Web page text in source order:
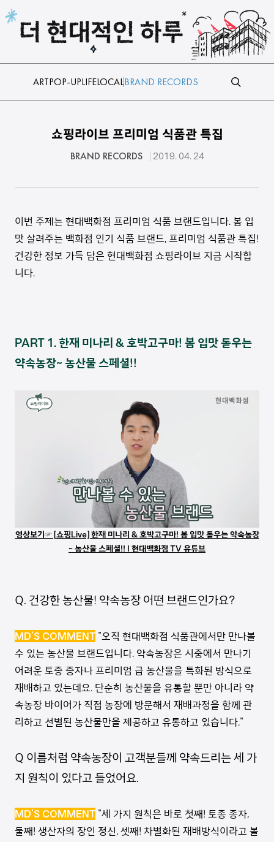
본문 바로가기
ARTPOP-UPLIFELOCALBRAND RECORDS
쇼핑라이브 프리미엄 식품관 특집
BRAND RECORDS 2019. 04. 24
이번 주제는 현대백화점 프리미엄 식품 브랜드입니다. 봄 입
맛 살려주는 백화점 인기 식품 브랜드, 프리미엄 식품관 특집!
건강한 정보 가득 담은 현대백화점 쇼핑라이브 지금 시작합
니다.
PART 1. 한재 미나리 & 호박고구마! 봄 입맛 돋우는
약속농장~ 농산물 스페셜!!
영상보기☞ [쇼핑Live] 한재 미나리 & 호박고구마! 봄 입맛 돋우는 약속농장
~ 농산물 스페셜!! I 현대백화점 TV 유튜브
Q. 건강한 농산물! 약속농장 어떤 브랜드인가요?
MD’S COMMENT "오직 현대백화점 식품관에서만 만나볼
수 있는 농산물 브랜드입니다. 약속농장은 시중에서 만나기
어려운 토종 종자나 프리미엄 급 농산물을 특화된 방식으로
재배하고 있는데요. 단순히 농산물을 유통할 뿐만 아니라 약
속농장 바이어가 직접 농장에 방문해서 재배과정을 함께 관
리하고 선별된 농산물만을 제공하고 유통하고 있습니다."
Q 이름처럼 약속농장이 고객분들께 약속드리는 세 가
지 원칙이 있다고 들었어요.
MD’S COMMENT "세 가지 원칙은 바로 첫째! 토종 종자,
둘째! 생산자의 장인 정신, 셋째! 차별화된 재배방식이라고 볼